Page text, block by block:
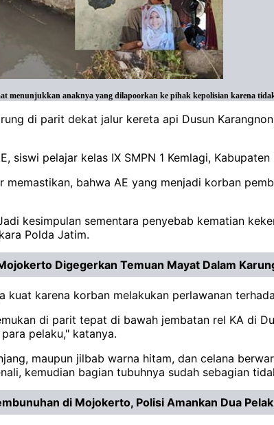
anaknya yang dilapoorkan ke pihak kepolisian karena
di parit dekat jalur kereta api Dusun
siswi pelajar kelas IX SMPN 1 Kemlagi,
bahwa AE yang menjadi korban
kesimpulan sementara penyebab kematian
Polda Jatim.
Digegerkan Temuan Mayat Dalam
karena korban melakukan perlawanan
di parit tepat di bawah jembatan rel KA di
pelaku," katanya.
maupun jilbab warna hitam, dan celana
kemudian bagian tubuhnya sudah sebagian
di Mojokerto, Polisi Amankan Dua